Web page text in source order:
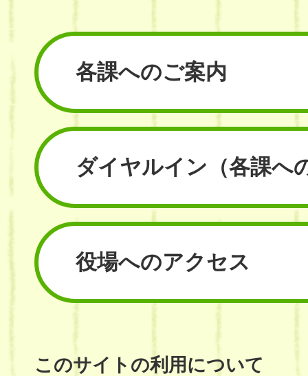
各課へのご案内
ダイヤルイン （各課へ
役場へのアクセス
このサイトの利用について